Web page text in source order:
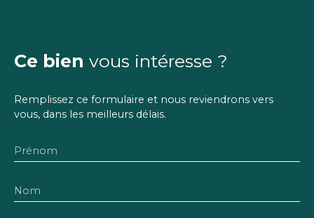
Ce bien vous intéresse ?
Remplissez ce formulaire et nous reviendrons vers
vous, dans les meilleurs délais.
Prénom
Nom